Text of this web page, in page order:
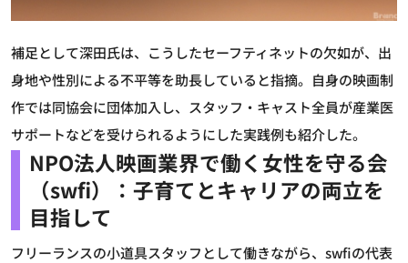
補足として深田氏は、こうしたセーフティネットの欠如が、出
身地や性別による不平等を助長していると指摘。自身の映画制
作では同協会に団体加入し、スタッフ・キャスト全員が産業医
サポートなどを受けられるようにした実践例も紹介した。
NPO法人映画業界で働く女性を守る会
（swfi）：子育てとキャリアの両立を
目指して
フリーランスの小道具スタッフとして働きながら、swfiの代表